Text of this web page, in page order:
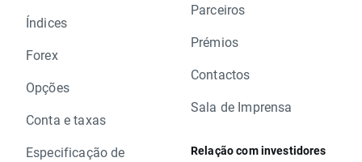
Índices
Forex
Opções
Conta e taxas
Especificação de
Parceiros
Prémios
Contactos
Sala de Imprensa
Relação com investidores